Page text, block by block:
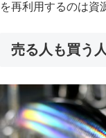
を再利用するのは資
売る人も買う